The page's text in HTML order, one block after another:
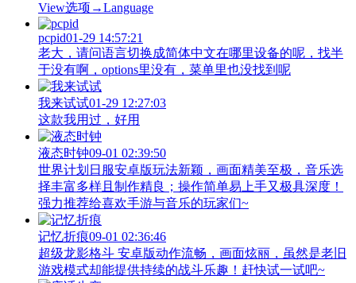
View‌选项→Language
pcpid01-29 14:57:21
老大，请问语言切换成简体中文在哪里设备的呢，找半
于没有啊，options里没有，菜单里也没找到呢
我来试试01-29 12:27:03
这款我用过，好用
液态时钟09-01 02:39:50
世界计划日服安卓版玩法新颖，画面精美至极，音乐选
择丰富多样且制作精良；操作简单易上手又极具深度！
强力推荐给喜欢手游与音乐的玩家们~
记忆折痕09-01 02:36:46
超级龙影格斗 安卓版动作流畅，画面炫丽，虽然是老旧
游戏模式却能提供持续的战斗乐趣！赶快试一试吧~